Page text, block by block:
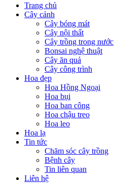
Trang chủ
Cây cảnh
Cây bóng mát
Cây nội thất
Cây trồng trong nước
Bonsai nghệ thuật
Cây ăn quả
Cây công trình
Hoa đẹp
Hoa Hồng Ngoại
Hoa bụi
Hoa ban công
Hoa chậu treo
Hoa leo
Hoa lạ
Tin tức
Chăm sóc cây trồng
Bệnh cây
Tin liên quan
Liên hệ